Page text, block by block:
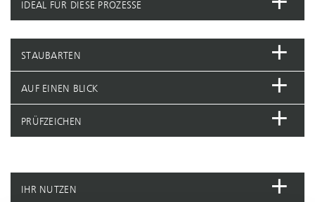
IDEAL FÜR DIESE PROZESSE
STAUBARTEN
AUF EINEN BLICK
PRÜFZEICHEN
IHR NUTZEN